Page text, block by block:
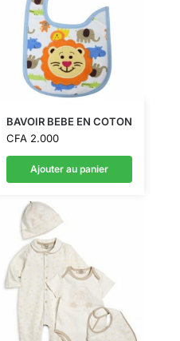
BAVOIR BEBE EN COTON
CFA2.000
Ajouter au panier